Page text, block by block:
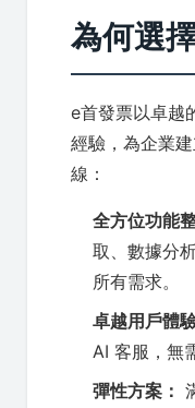
為何選
e首發票以卓越
經驗，為企業
線：
全方位功能
取、數據分
所有需求。
卓越用戶體
AI 客服，無
彈性方案：